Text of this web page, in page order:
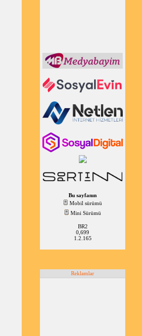
Bu sayfanın
Mobil sürümü
Mini Sürümü
BR2
0,699
1.2.165
Reklamlar